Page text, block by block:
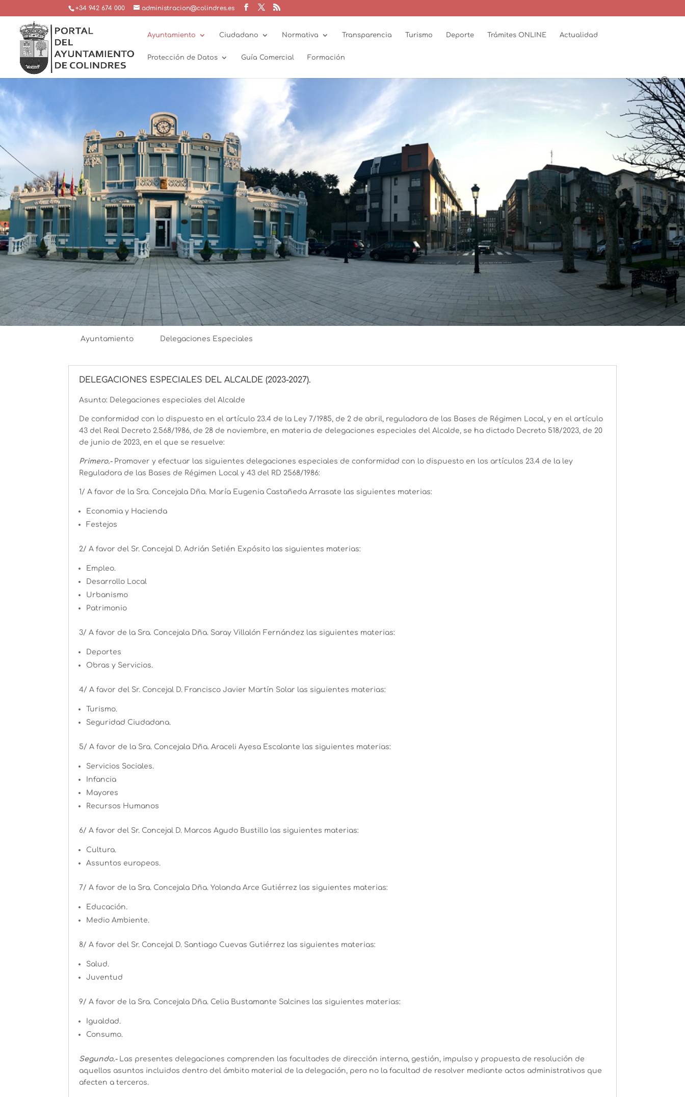
+34 942 674 000 administracion@colindres.es
Ayuntamiento Ciudadano Normativa Transparencia Turismo Deporte Trámites ONLINE Actualidad
Protección de Datos Guía Comercial Formación
Ayuntamiento Delegaciones Especiales
DELEGACIONES ESPECIALES DEL ALCALDE (2023-2027).
Asunto: Delegaciones especiales del Alcalde
De conformidad con lo dispuesto en el artículo 23.4 de la Ley 7/1985, de 2 de abril, reguladora de las Bases de Régimen Local, y en el artículo
43 del Real Decreto 2.568/1986, de 28 de noviembre, en materia de delegaciones especiales del Alcalde, se ha dictado Decreto 518/2023, de 20
de junio de 2023, en el que se resuelve:
Primero.-Promover y efectuar las siguientes delegaciones especiales de conformidad con lo dispuesto en los artículos 23.4 de la ley
Reguladora de las Bases de Régimen Local y 43 del RD 2568/1986:
1/ A favor de la Sra. Concejala Dña. María Eugenia Castañeda Arrasate las siguientes materias:
Economia y Hacienda
Festejos
2/ A favor del Sr. Concejal D. Adrián Setién Expósito las siguientes materias:
Empleo.
Desarrollo Local
Urbanismo
Patrimonio
3/ A favor de la Sra. Concejala Dña. Saray Villalón Fernández las siguientes materias:
Deportes
Obras y Servicios.
4/ A favor del Sr. Concejal D. Francisco Javier Martín Solar las siguientes materias:
Turismo.
Seguridad Ciudadana.
5/ A favor de la Sra. Concejala Dña. Araceli Ayesa Escalante las siguientes materias:
Servicios Sociales.
Infancia
Mayores
Recursos Humanos
6/ A favor del Sr. Concejal D. Marcos Agudo Bustillo las siguientes materias:
Cultura.
Assuntos europeos.
7/ A favor de la Sra. Concejala Dña. Yolanda Arce Gutiérrez las siguientes materias:
Educación.
Medio Ambiente.
8/ A favor del Sr. Concejal D. Santiago Cuevas Gutiérrez las siguientes materias:
Salud.
Juventud
9/ A favor de la Sra. Concejala Dña. Celia Bustamante Salcines las siguientes materias:
Igualdad.
Consumo.
Segundo.-Las presentes delegaciones comprenden las facultades de dirección interna, gestión, impulso y propuesta de resolución de
aquellos asuntos incluidos dentro del ámbito material de la delegación, pero no la facultad de resolver mediante actos administrativos que
afecten a terceros.